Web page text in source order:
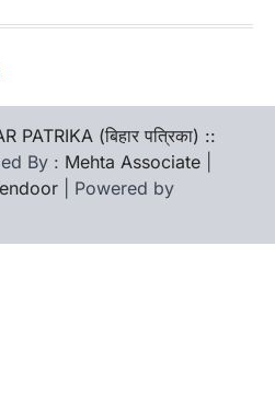
PATRIKA (बिहार पत्रिका) ::
By : Mehta Associate
| Powered by